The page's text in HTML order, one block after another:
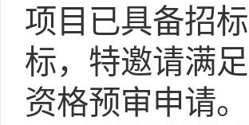
项目已具备招
标，特邀请满
资格预审申请。